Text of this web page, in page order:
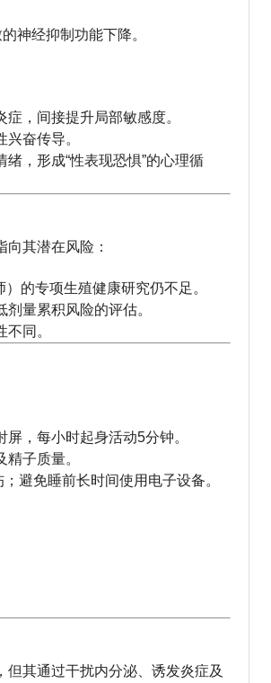
神经抑制功能下降。
，间接提升局部敏感度。
奋传导。
，形成“性表现恐惧”的心理循
其潜在风险：
的专项生殖健康研究仍不足。
量累积风险的评估。
同。
，每小时起身活动5分钟。
子质量。
避免睡前长时间使用电子设备。
其通过干扰内分泌、诱发炎症及